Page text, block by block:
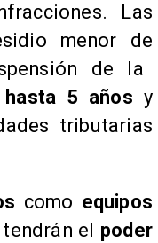
Las
menor de
de la
5 años y
tributarias
como equipos
tendrán el poder